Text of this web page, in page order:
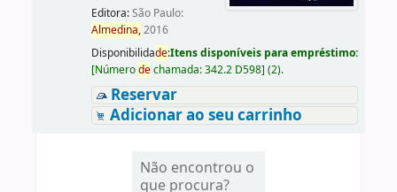
Editora:São Paulo:
Almedina,2016
Disponibilidade:Itens disponíveis para empréstimo:
[Númerodechamada:342.2 D598] (2).
Reservar
Adicionar ao seu carrinho
Não encontrou o
que procura?